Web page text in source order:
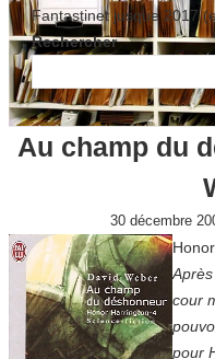
Fantastinet jusque 2017
Rechercher
Au champ du
30 décembre
cour
pour